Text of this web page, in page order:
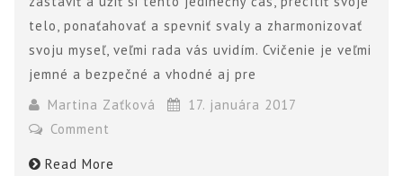
telo, ponaťahovať a spevniť svaly a zharmonizovať
svoju myseľ, veľmi rada vás uvidím. Cvičenie je veľmi
jemné a bezpečné a vhodné aj pre
Martina Zaťková
17. januára 2017
Comment
Read More